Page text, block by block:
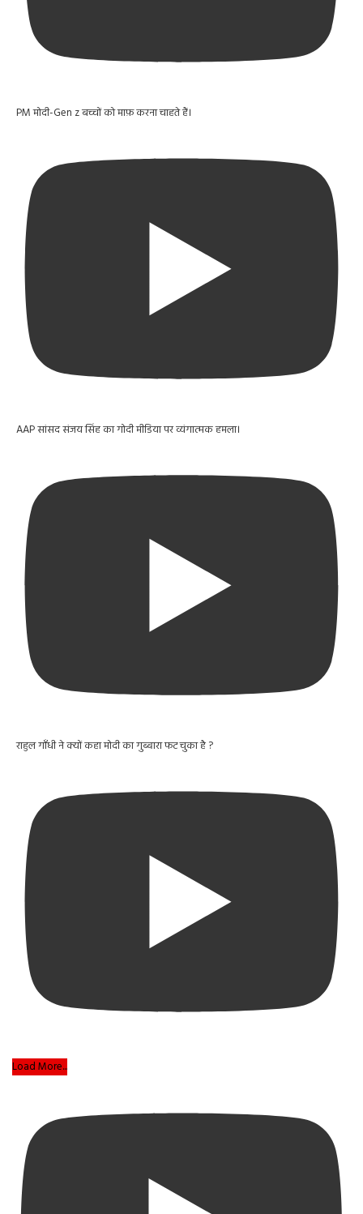
PM मोदी-Gen z बच्चों को माफ़ करना चाहते हैं।
AAP सांसद संजय सिंह का गोदी मीडिया पर व्यंगात्मक हमला।
राहुल गाँधी ने क्यों कहा मोदी का गुब्बारा फट चुका है ?
Load More...